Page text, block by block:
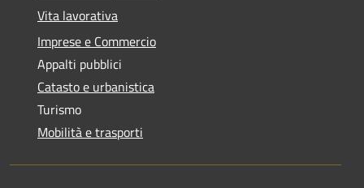
Vita lavorativa
Imprese e Commercio
Appalti pubblici
Catasto e urbanistica
Turismo
Mobilità e trasporti